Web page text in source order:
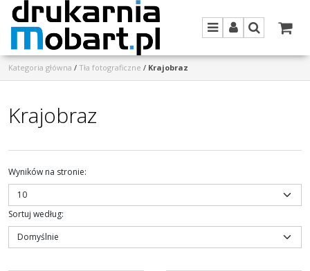
MenuPanelSzukaj
Kategoria główna / Tła fotograficzne / Krajobraz
Krajobraz
Wyników na stronie:
Sortuj według: